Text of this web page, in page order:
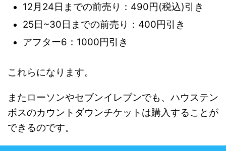
12月24日までの前売り：490円(税込)引き
25日~30日までの前売り：400円引き
アフター6：1000円引き
これらになります。
またローソンやセブンイレブンでも、ハウステン
ボスのカウントダウンチケットは購入することが
できるのです。